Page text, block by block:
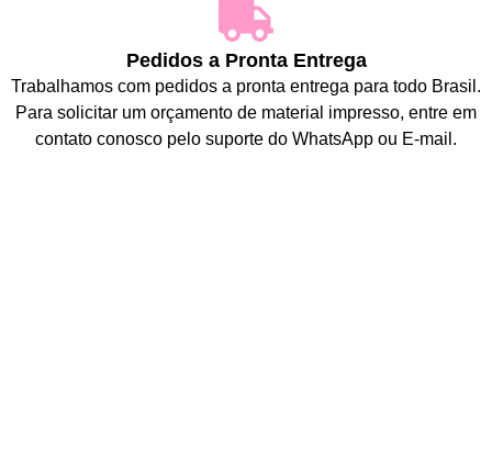
Pedidos a Pronta Entrega
Trabalhamos com pedidos a pronta entrega para todo Brasil.
Para solicitar um orçamento de material impresso, entre em
contato conosco pelo suporte do WhatsApp ou E-mail.